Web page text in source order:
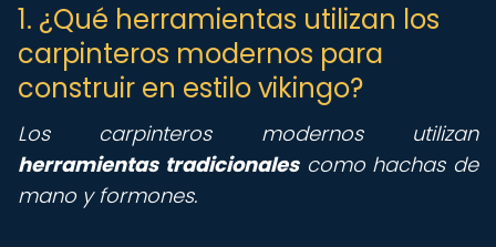
1. ¿Qué herramientas utilizan los
carpinteros modernos para
construir en estilo vikingo?
Los carpinteros modernos utilizan
herramientas tradicionalescomo hachas de
mano y formones.